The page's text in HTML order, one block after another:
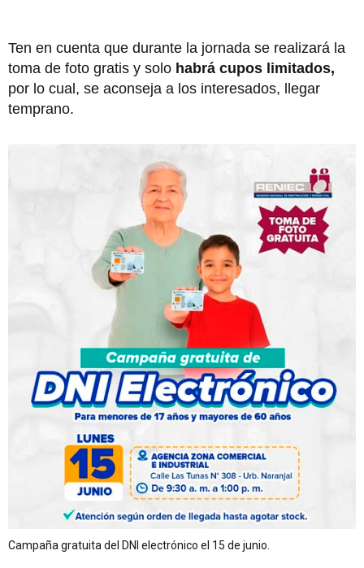
Ten en cuenta que durante la jornada se realizará la
toma de foto gratis y solo habrá cupos limitados,
por lo cual, se aconseja a los interesados, llegar
temprano.
Campaña gratuita del DNI electrónico el 15 de junio.